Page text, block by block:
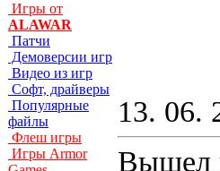
Игры от
ALAWAR
Патчи
Демоверсии игр
Видео из игр
Софт, драйверы
Популярные
файлы
Флеш игры
Игры Armor
13. 06.
Вышел